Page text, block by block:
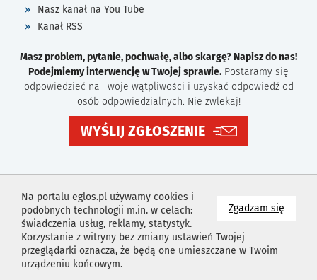
Zgadzam się
Na portalu eglos.pl używamy cookies i
podobnych technologii m.in. w celach:
świadczenia usług, reklamy, statystyk.
Korzystanie z witryny bez zmiany ustawień Twojej
przeglądarki oznacza, że będą one umieszczane w Twoim
urządzeniu końcowym.
Nasz kanał na You Tube
Kanał RSS
Masz problem, pytanie, pochwałę, albo skargę? Napisz do nas!
Podejmiemy interwencję w Twojej sprawie. Postaramy się
odpowiedzieć na Twoje wątpliwości i uzyskać odpowiedź od
osób odpowiedzialnych. Nie zwlekaj!
WYŚLIJ ZGŁOSZENIE
Projekt i wykonanie